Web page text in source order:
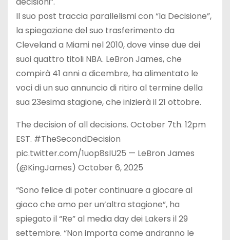
Il suo post traccia parallelismi con “la Decisione”,
la spiegazione del suo trasferimento da
Cleveland a Miami nel 2010, dove vinse due dei
suoi quattro titoli NBA. LeBron James, che
compirà 41 anni a dicembre, ha alimentato le
voci di un suo annuncio di ritiro al termine della
sua 23esima stagione, che inizierà il 21 ottobre.
The decision of all decisions. October 7th. 12pm
EST. #TheSecondDecision
pic.twitter.com/1uop8sIU25 — LeBron James
(@KingJames) October 6, 2025
“Sono felice di poter continuare a giocare al
gioco che amo per un’altra stagione”, ha
spiegato il “Re” al media day dei Lakers il 29
settembre. “Non importa come andranno le